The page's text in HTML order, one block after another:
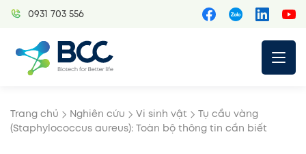
Skip
0931 703 556
Trang chủ Nghiên cứu Vi sinh vật
Tụ cầu vàng
(Staphylococcus aureus): Toàn bộ thông tin cần biết